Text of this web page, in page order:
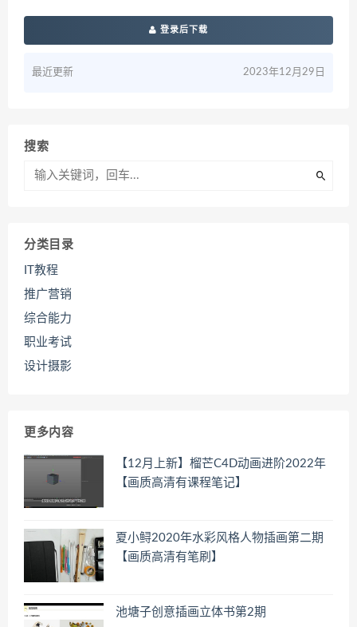
登录后下载
最近更新 2023年12月29日
搜索
分类目录
IT教程
推广营销
综合能力
职业考试
设计摄影
更多内容
【12月上新】榴芒C4D动画进阶2022年
【画质高清有课程笔记】
夏小鲟2020年水彩风格人物插画第二期
【画质高清有笔刷】
池塘子创意插画立体书第2期